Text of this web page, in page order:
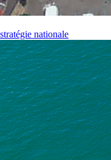
nationale